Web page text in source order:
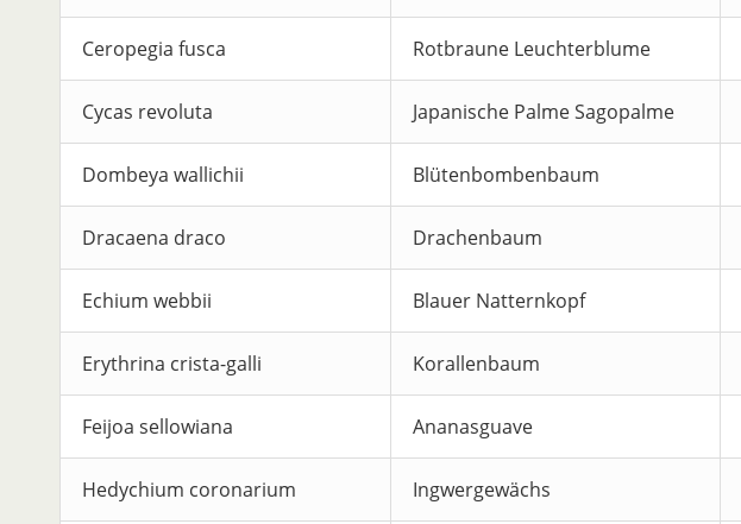
Ceropegia fusca Rotbraune Leuchterblume
Cycas revoluta Japanische Palme Sagopalme
Dombeya wallichii Blütenbombenbaum
Dracaena draco Drachenbaum
Echium webbii Blauer Natternkopf
Erythrina crista-galli Korallenbaum
Feijoa sellowiana Ananasguave
Hedychium coronarium Ingwergewächs